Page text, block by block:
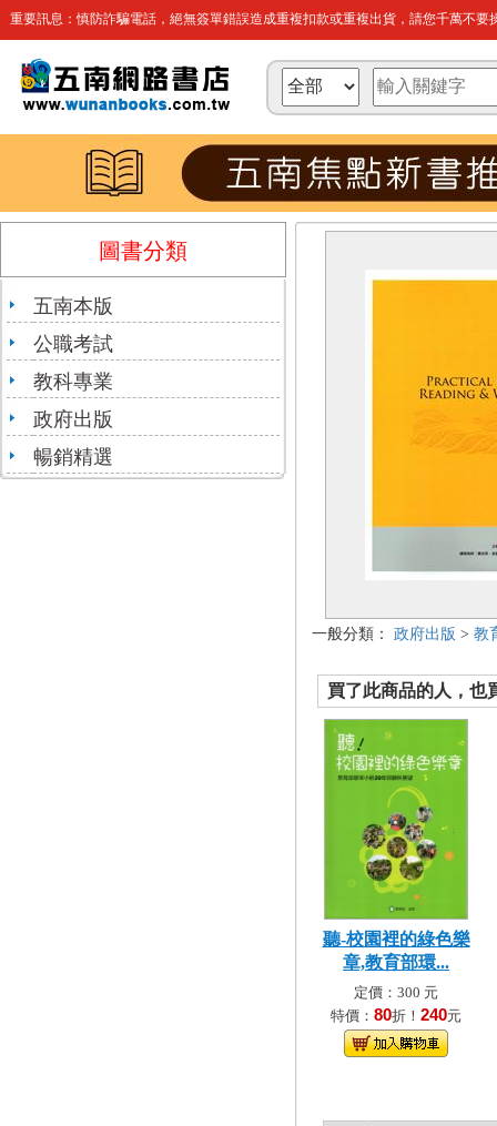
重要訊息：慎防詐騙電話，絕無簽單錯誤造成重複扣款或重複出貨，請您千萬不要
圖書分類
五南本版
公職考試
教科專業
政府出版
暢銷精選
一般分類： 政府出版 > 教
買了此商品的人，也
聽-校園裡的綠色樂
章,教育部環...
定價：300 元
特價： 80折！ 240元